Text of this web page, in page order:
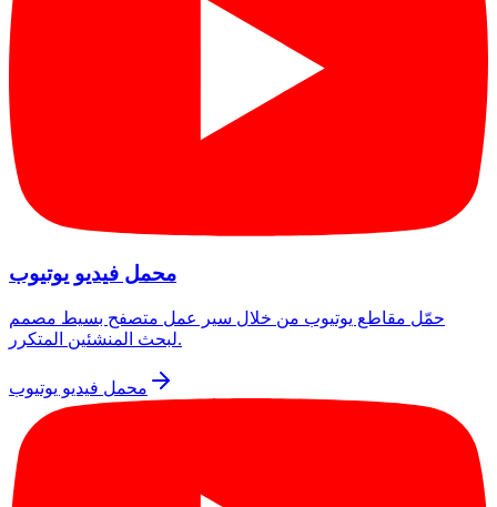
محمل فيديو يوتيوب
حمّل مقاطع يوتيوب من خلال سير عمل متصفح بسيط مصمم
لبحث المنشئين المتكرر.
محمل فيديو يوتيوب